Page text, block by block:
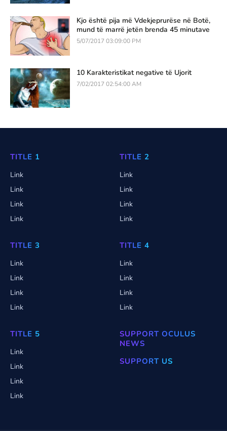
Kjo është pija më Vdekjeprurëse në Botë,
mund të marrë jetën brenda 45 minutave
5/07/2017 03:09:00 PM
10 Karakteristikat negative të Ujorit
7/02/2017 02:54:00 AM
TITLE 1
Link
Link
Link
Link
TITLE 2
Link
Link
Link
Link
TITLE 3
Link
Link
Link
Link
TITLE 4
Link
Link
Link
Link
TITLE 5
Link
Link
Link
Link
SUPPORT OCULUS
NEWS
SUPPORT US